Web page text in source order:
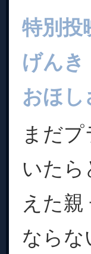
特別投
げんき
おほし
まだ
いたら
えた
ならな